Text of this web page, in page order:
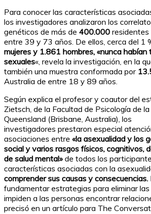
Para conocer las características
los investigadores analizaron los
genéticos de más de 400.000 residentes
entre 39 y 73 años. De ellos, cerca del 1
mujeres y 1.861 hombres, «nunca habían
sexuales«, revela la investigación, en la
también una muestra conformada por
Australia de entre 18 y 89 años.
Según explica el profesor y coautor del
Zietsch, de la Facultad de Psicología de
Queensland (Brisbane, Australia), los
investigadores prestaron especial
asociaciones entre «la asexualidad y los
social y varios rasgos físicos, cognitivos,
de salud mental»de todos los
características asociadas con la
comprender sus causas y consecuencias.
fundamentar estrategias para eliminar las
impiden a las personas encontrar
precisó en un artículo para The